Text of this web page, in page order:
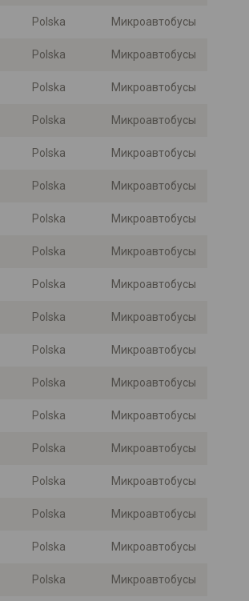
Polska Микроавтобусы
Polska Микроавтобусы
Polska Микроавтобусы
Polska Микроавтобусы
Polska Микроавтобусы
Polska Микроавтобусы
Polska Микроавтобусы
Polska Микроавтобусы
Polska Микроавтобусы
Polska Микроавтобусы
Polska Микроавтобусы
Polska Микроавтобусы
Polska Микроавтобусы
Polska Микроавтобусы
Polska Микроавтобусы
Polska Микроавтобусы
Polska Микроавтобусы
Polska Микроавтобусы